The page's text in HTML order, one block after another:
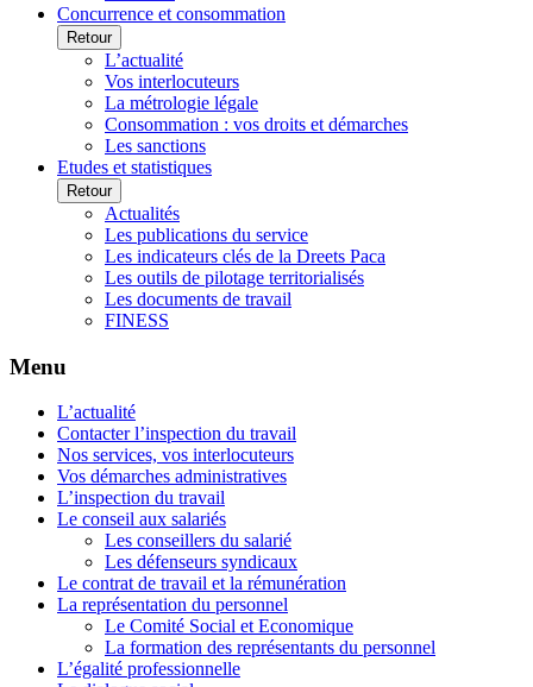
Concurrence et consommation
Retour
L’actualité
Vos interlocuteurs
La métrologie légale
Consommation : vos droits et démarches
Les sanctions
Etudes et statistiques
Retour
Actualités
Les publications du service
Les indicateurs clés de la Dreets Paca
Les outils de pilotage territorialisés
Les documents de travail
FINESS
Menu
L’actualité
Contacter l’inspection du travail
Nos services, vos interlocuteurs
Vos démarches administratives
L’inspection du travail
Le conseil aux salariés
Les conseillers du salarié
Les défenseurs syndicaux
Le contrat de travail et la rémunération
La représentation du personnel
Le Comité Social et Economique
La formation des représentants du personnel
L’égalité professionnelle